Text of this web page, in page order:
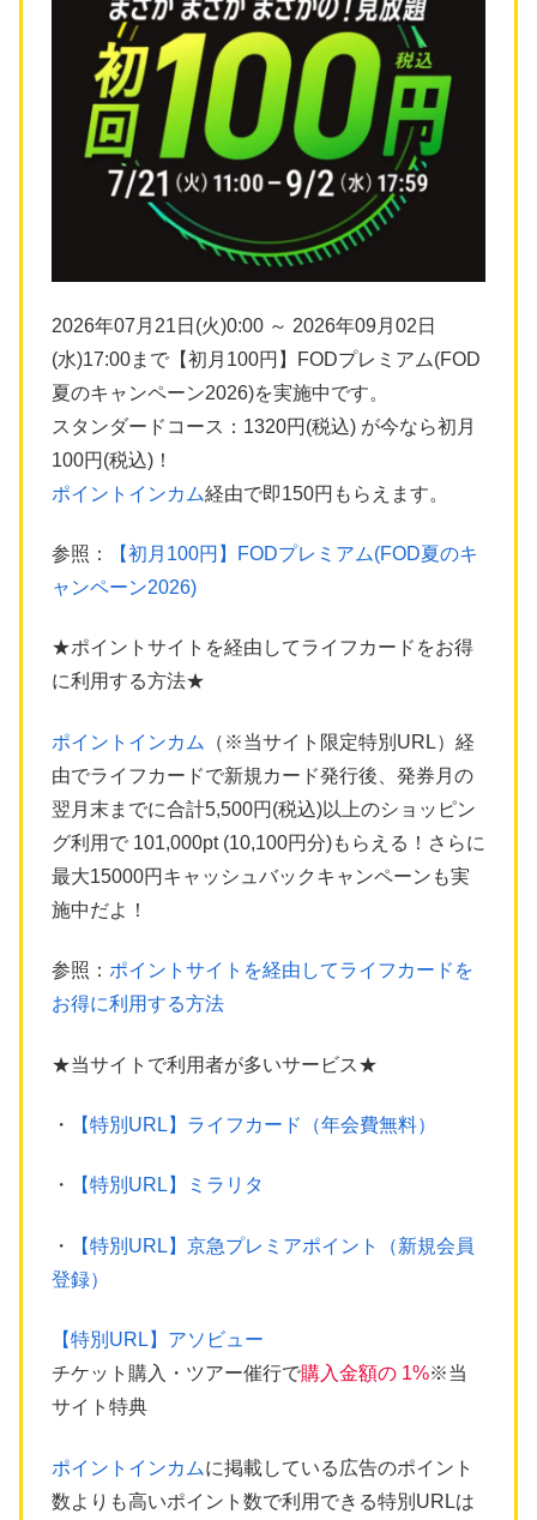
2026年07月21日(火)0:00 ～ 2026年09月02日
(水)17:00まで【初月100円】FODプレミアム(FOD
夏のキャンペーン2026)を実施中です。
スタンダードコース：1320円(税込) が今なら初月
100円(税込)！
ポイントインカム経由で即150円もらえます。
参照：
【初月100円】FODプレミアム(FOD夏のキ
ャンペーン2026)
★ポイントサイトを経由してライフカードをお得
に利用する方法★
ポイントインカム
（※当サイト限定特別URL）経
由でライフカードで新規カード発行後、発券月の
翌月末までに合計5,500円(税込)以上のショッピン
グ利用で 101,000pt (10,100円分)もらえる！さらに
最大15000円キャッシュバックキャンペーンも実
施中だよ！
参照： ポイントサイトを経由してライフカードを
お得に利用する方法
★当サイトで利用者が多いサービス★
・ 【特別URL】ライフカード（年会費無料）
・ 【特別URL】ミラリタ
・
【特別URL】京急プレミアポイント（新規会員
登録）
【特別URL】アソビュー
チケット購入・ツアー催行で購入金額の 1%※当
サイト特典
ポイントインカムに掲載している広告のポイント
数よりも高いポイント数で利用できる特別URLは